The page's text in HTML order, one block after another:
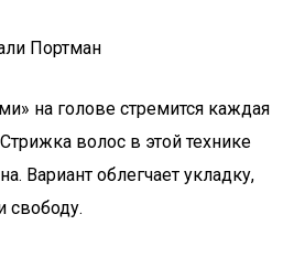
Портман
на голове стремится каждая
волос в этой технике
Вариант облегчает укладку,